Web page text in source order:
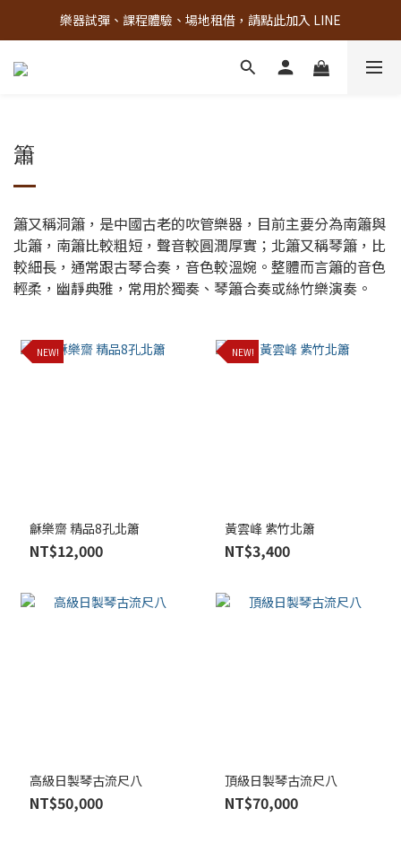
古亭門市 + 先進音樂教室週末假日皆有營業
樂器試彈、課程體驗、場地租借，請點此加入 LINE
古亭門市 + 先進音樂教室週末假日皆有營業
簫
簫又稱洞簫，是中國古老的吹管樂器，目前主要分為南簫與
北簫，南簫比較粗短，聲音較圓潤厚實；北簫又稱琴簫，比
較細長，通常跟古琴合奏，音色較溫婉。整體而言簫的音色
輕柔，幽靜典雅，常用於獨奏、琴簫合奏或絲竹樂演奏。
NEW!
龢樂齋 精品8孔北簫
NT$12,000
NEW!
黃雲峰 紫竹北簫
NT$3,400
高級日製琴古流尺八
NT$50,000
頂級日製琴古流尺八
NT$70,000